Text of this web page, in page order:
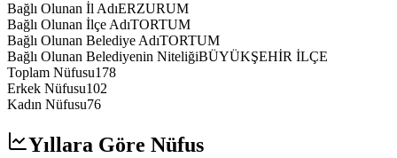
Bağlı Olunan İl AdıERZURUM
Bağlı Olunan İlçe AdıTORTUM
Bağlı Olunan Belediye AdıTORTUM
Bağlı Olunan Belediyenin NiteliğiBÜYÜKŞEHİR İLÇE
Toplam Nüfusu178
Erkek Nüfusu102
Kadın Nüfusu76
Yıllara Göre Nüfus